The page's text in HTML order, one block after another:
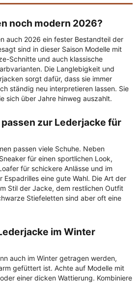
noch modern 2026?
auch 2026 ein fester Bestandteil der
sind in dieser Saison Modelle mit
Schnitte und auch klassische
Die Langlebigkeit und
sorgt dafür, dass sie immer
ständig neu interpretieren lassen. Sie
sich über Jahre hinweg auszahlt.
zur Lederjacke für
passen viele Schuhe. Neben
für einen sportlichen Look,
für schickere Anlässe und im
Espadrilles eine gute Wahl. Die Art der
Stil der Jacke, dem restlichen Outfit
Stiefeletten sind aber oft eine
im Winter
auch im Winter getragen werden,
gefüttert ist. Achte auf Modelle mit
einer dicken Wattierung. Kombiniere